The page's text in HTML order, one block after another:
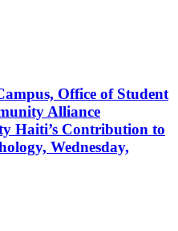
Office of Student
Alliance
Haiti’s Contribution to
Wednesday,